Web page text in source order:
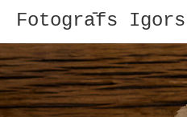
Fotogrāfs